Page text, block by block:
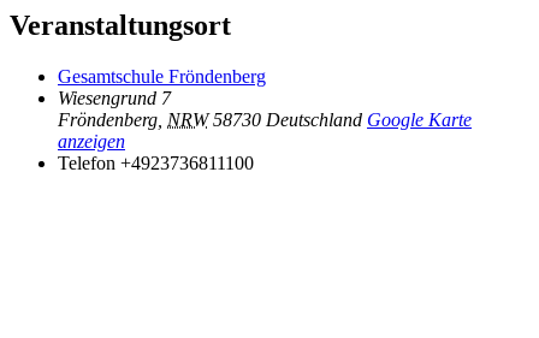
Veranstaltungsort
Gesamtschule Fröndenberg
Wiesengrund 7
Fröndenberg NRW 58730 Deutschland Google Karte
anzeigen
Telefon +4923736811100